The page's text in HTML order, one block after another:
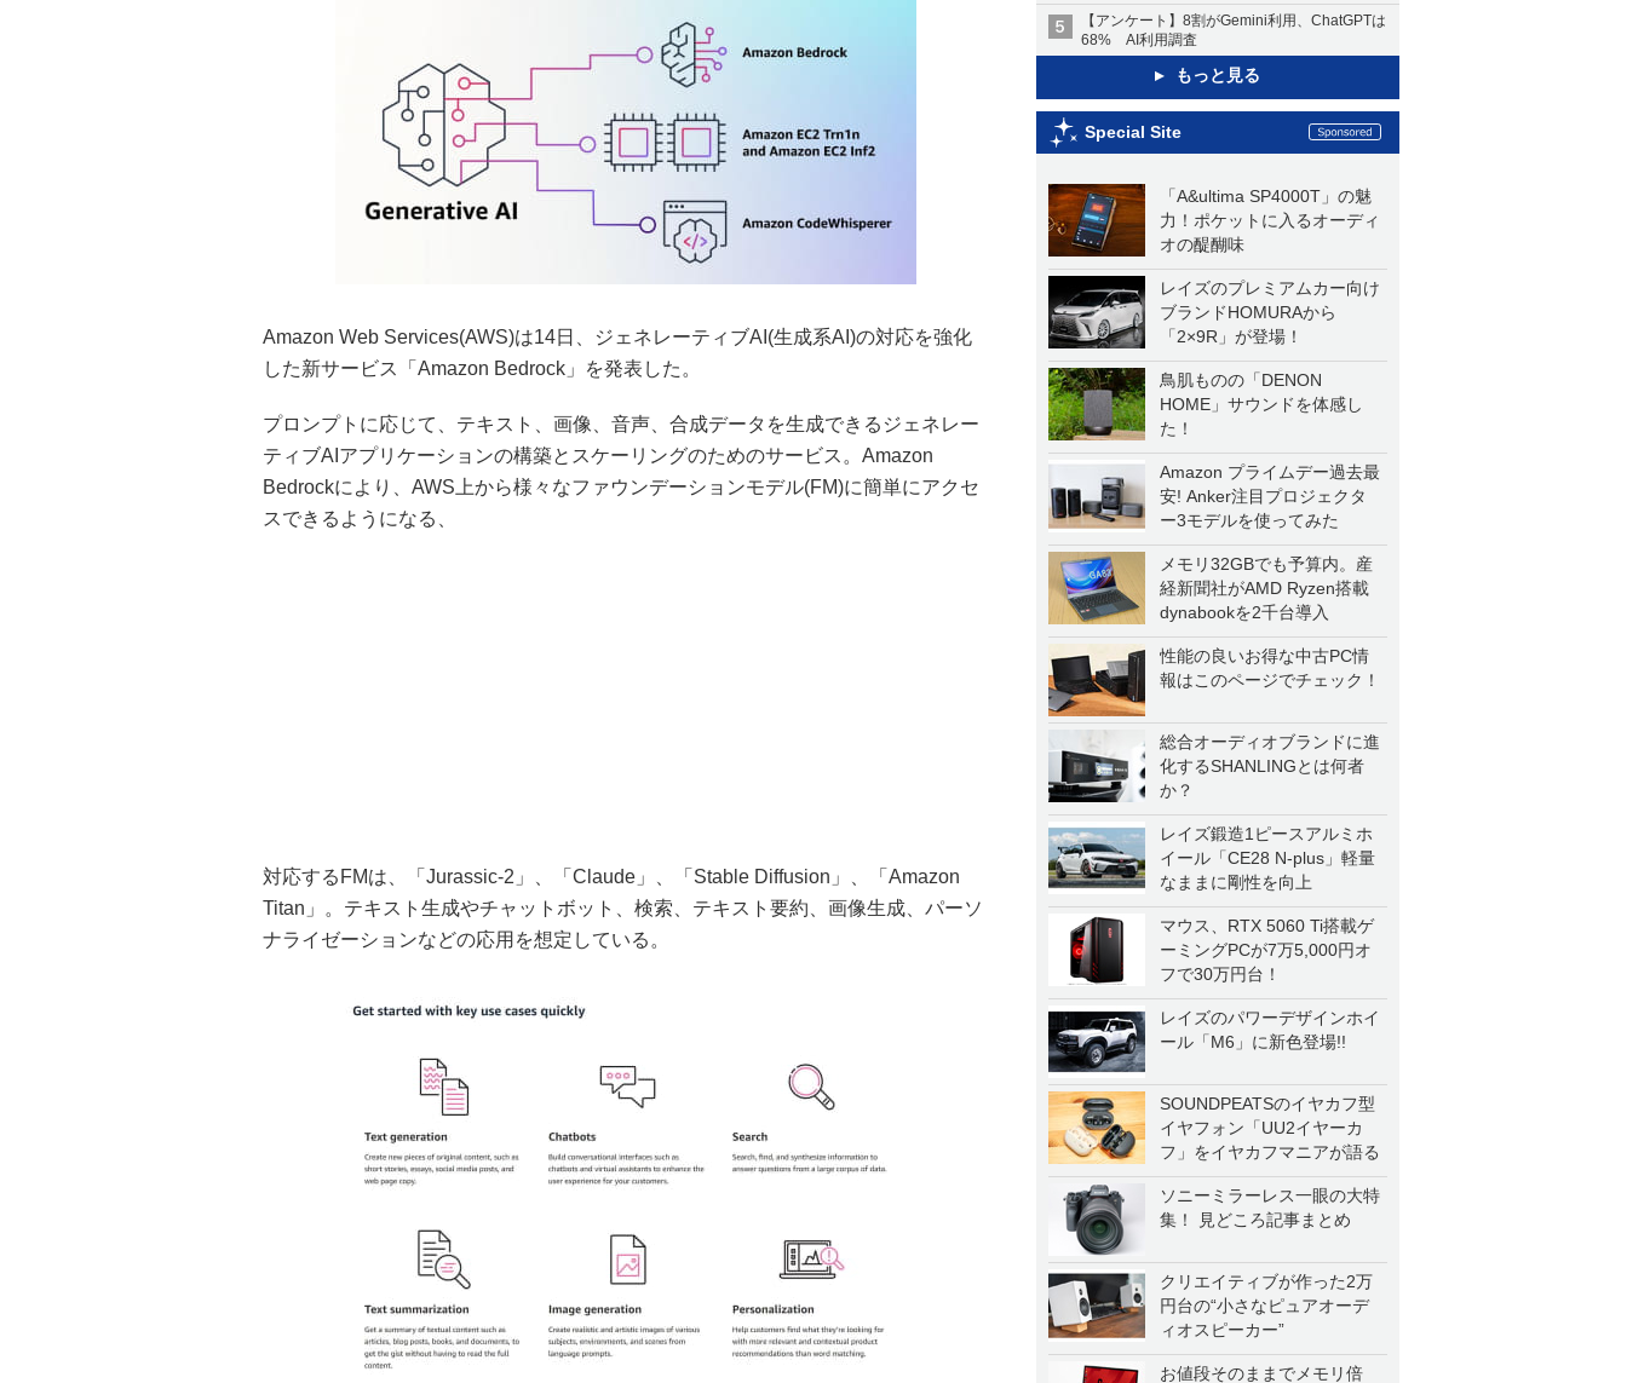
【アンケート】8割がGemini利用、ChatGPTは
68% AI利用調査
もっと見る
Special Site
「A&ultima SP4000T」の魅
力！ポケットに入るオーディ
オの醍醐味
レイズのプレミアムカー向け
ブランドHOMURAから
「2×9R」が登場！
鳥肌ものの「DENON
HOME」サウンドを体感し
た！
Amazon プライムデー過去最
安! Anker注目プロジェクタ
ー3モデルを使ってみた
メモリ32GBでも予算内。産
経新聞社がAMD Ryzen搭載
dynabookを2千台導入
性能の良いお得な中古PC情
報はこのページでチェック！
総合オーディオブランドに進
化するSHANLINGとは何者
か？
レイズ鍛造1ピースアルミホ
イール「CE28 N-plus」軽量
なままに剛性を向上
マウス、RTX 5060 Ti搭載ゲ
ーミングPCが7万5,000円オ
フで30万円台！
レイズのパワーデザインホイ
ール「M6」に新色登場!!
SOUNDPEATSのイヤカフ型
イヤフォン「UU2イヤーカ
フ」をイヤカフマニアが語る
ソニーミラーレス一眼の大特
集！ 見どころ記事まとめ
クリエイティブが作った2万
円台の“小さなピュアオーデ
ィオスピーカー”
お値段そのままでメモリ倍
Amazon Web Services(AWS)は14日、ジェネレーティブAI(生成系AI)の対応を強化
した新サービス「Amazon Bedrock」を発表した。
プロンプトに応じて、テキスト、画像、音声、合成データを生成できるジェネレー
ティブAIアプリケーションの構築とスケーリングのためのサービス。Amazon
Bedrockにより、AWS上から様々なファウンデーションモデル(FM)に簡単にアクセ
スできるようになる、
対応するFMは、「Jurassic-2」、「Claude」、「Stable Diffusion」、「Amazon
Titan」。テキスト生成やチャットボット、検索、テキスト要約、画像生成、パーソ
ナライゼーションなどの応用を想定している。